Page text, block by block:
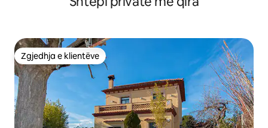
Zgjedhja e klientëve
Zgjedhja e klientëve